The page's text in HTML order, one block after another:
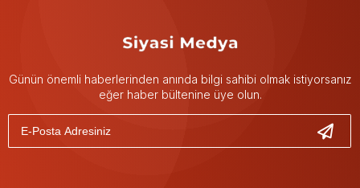
Günün önemli haberlerinden anında bilgi sahibi olmak istiyorsanız
eğer haber bültenine üye olun.